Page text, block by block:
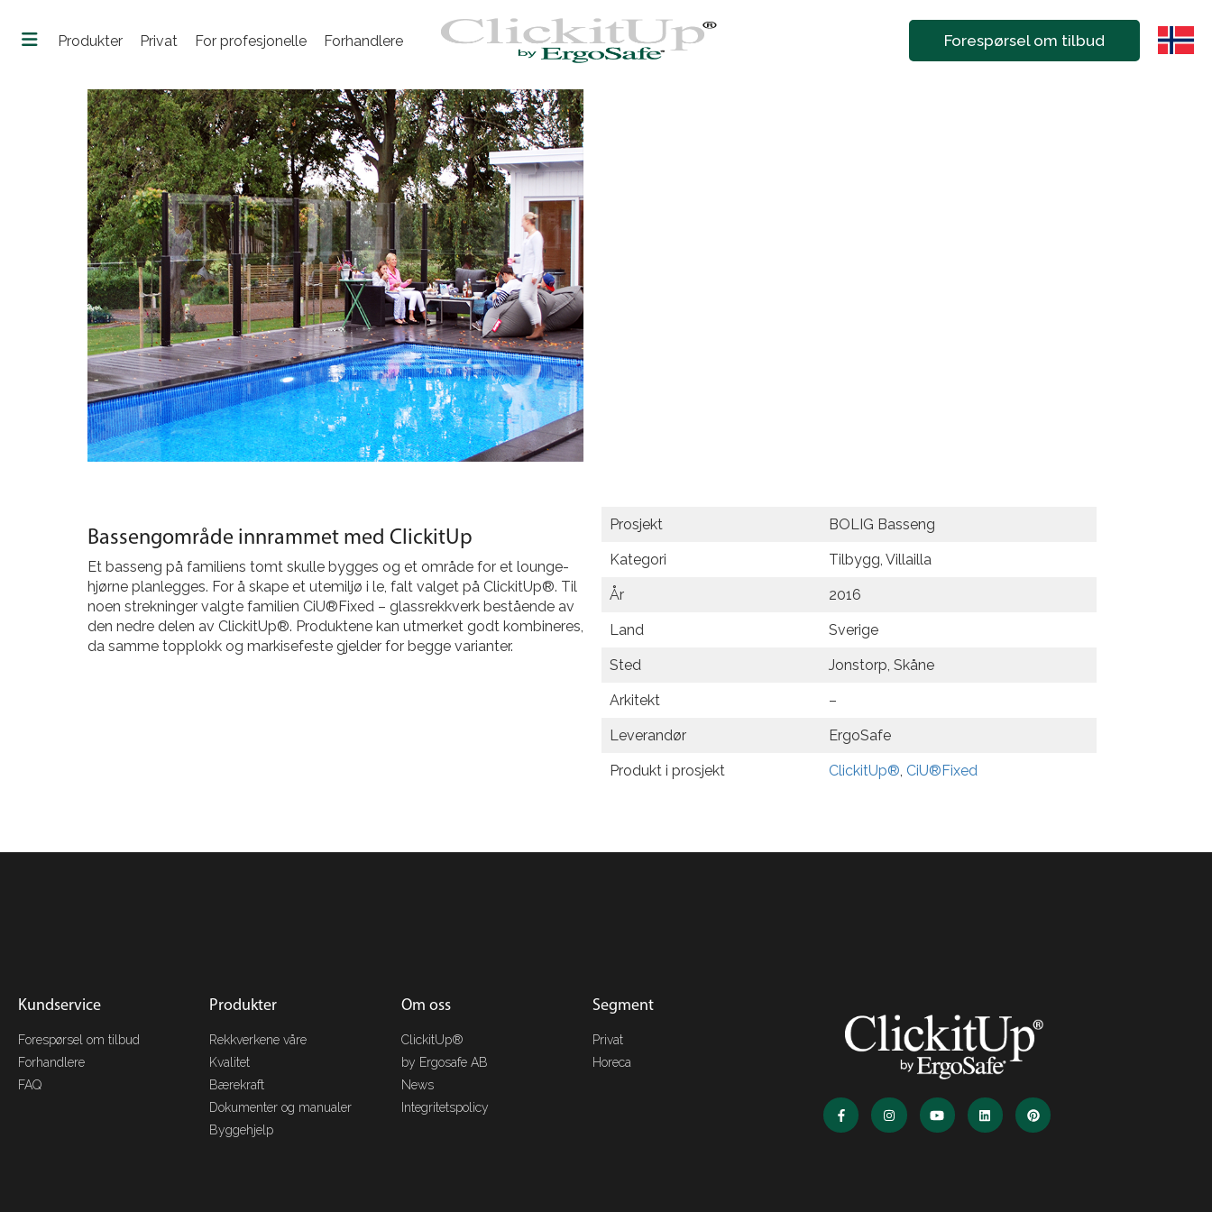
Produkter Privat For profesjonelle Forhandlere Forespørsel om tilbud
Bassengområde innrammet med ClickitUp
Et basseng på familiens tomt skulle bygges og et område for et lounge-
hjørne planlegges. For å skape et utemiljø i le, falt valget på ClickitUp®. Til
noen strekninger valgte familien CiU®Fixed – glassrekkverk bestående av
den nedre delen av ClickitUp®. Produktene kan utmerket godt kombineres,
da samme topplokk og markisefeste gjelder for begge varianter.
Prosjekt BOLIG Basseng
Kategori Tilbygg, Villailla
År 2016
Land Sverige
Sted Jonstorp, Skåne
Arkitekt –
Leverandør ErgoSafe
Produkt i prosjekt ClickitUp® CiU®Fixed
Kundservice
Forespørsel om tilbud
Forhandlere
FAQ
Produkter
Rekkverkene våre
Kvalitet
Bærekraft
Dokumenter og manualer
Byggehjelp
Om oss
ClickitUp®
by Ergosafe AB
News
Integritetspolicy
Segment
Privat
Horeca